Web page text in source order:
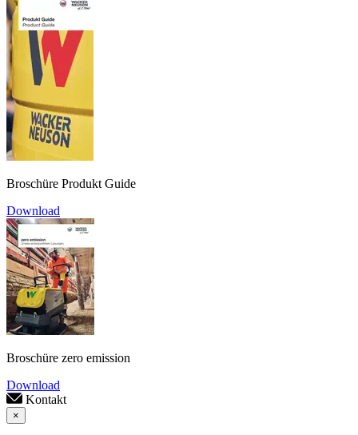
Broschüre Produkt Guide
Download
Broschüre zero emission
Download
Kontakt
×